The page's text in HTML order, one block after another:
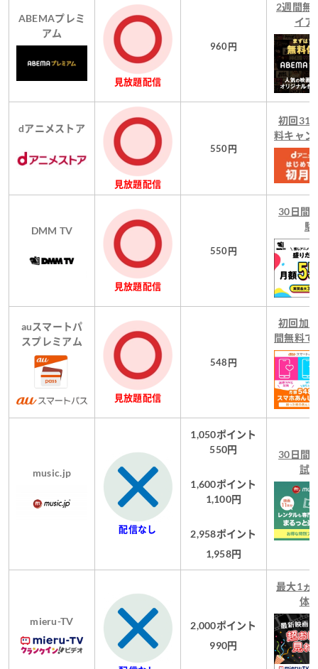
ABEMAプレミ
アム
見放題配信
960円
2週間無
イア
dアニメストア
見放題配信
550円
初回31
料キャン
DMM TV
見放題配信
550円
30日間
験
auスマートパ
スプレミアム
見放題配信
548円
初回加
間無料で
music.jp
配信なし
1,050ポイント
550円
1,600ポイント
1,100円
2,958ポイント
1,958円
30日間
試
mieru-TV
2,000ポイント
990円
最大1ヵ
体